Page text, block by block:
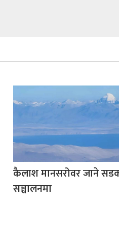
कैलाश मानसरोवर जाने
सञ्चालनमा